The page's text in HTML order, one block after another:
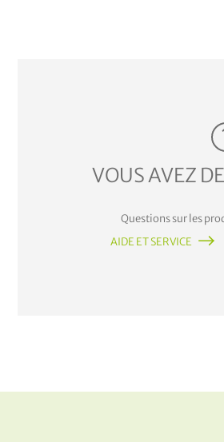
VOUS AVEZ
Questions sur les
AIDE ET SERVICE